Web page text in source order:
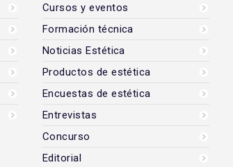
Cursos y eventos
Formación técnica
Noticias Estética
Productos de estética
Encuestas de estética
Entrevistas
Concurso
Editorial